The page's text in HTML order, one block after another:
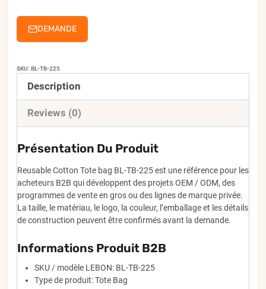
DEMANDE
SKU: BL-TB-225
Description
Reviews (0)
Présentation Du Produit
Reusable Cotton Tote bag BL-TB-225 est une référence pour les
acheteurs B2B qui développent des projets OEM / ODM, des
programmes de vente en gros ou des lignes de marque privée.
La taille, le matériau, le logo, la couleur, l’emballage et les détails
de construction peuvent être confirmés avant la demande.
Informations Produit B2B
SKU / modèle LEBON: BL-TB-225
Type de produit: Tote Bag